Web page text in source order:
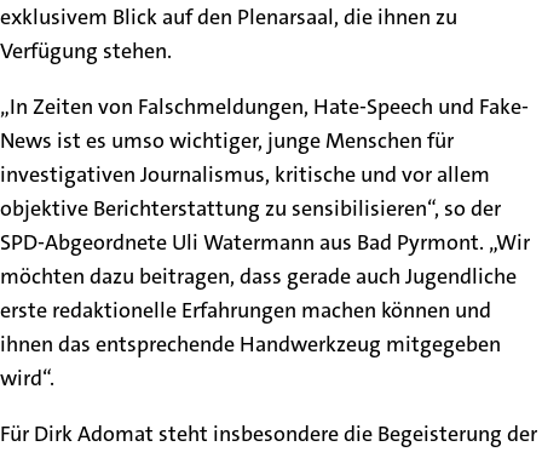
exklusivem Blick auf den Plenarsaal, die ihnen zu
Verfügung stehen.
„In Zeiten von Falschmeldungen, Hate-Speech und Fake-
News ist es umso wichtiger, junge Menschen für
investigativen Journalismus, kritische und vor allem
objektive Berichterstattung zu sensibilisieren“, so der
SPD-Abgeordnete Uli Watermann aus Bad Pyrmont. „Wir
möchten dazu beitragen, dass gerade auch Jugendliche
erste redaktionelle Erfahrungen machen können und
ihnen das entsprechende Handwerkzeug mitgegeben
wird“.
Für Dirk Adomat steht insbesondere die Begeisterung der